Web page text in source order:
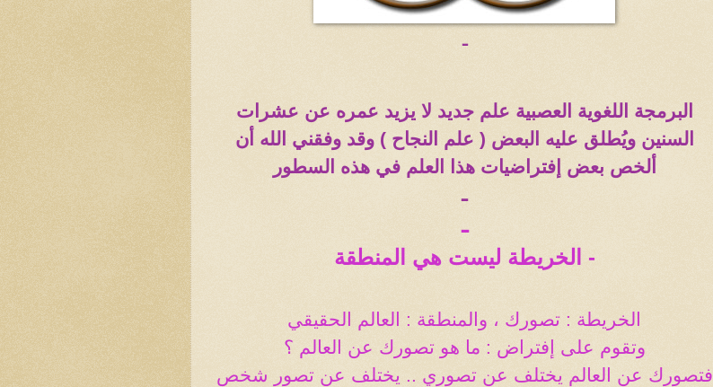
ـ
البرمجة اللغوية العصبية علم جديد لا يزيد عمره عن عشرات
السنين ويُطلق عليه البعض ( علم النجاح ) وقد وفقني الله أن
ألخص بعض إفتراضيات هذا العلم في هذه السطور
ـ
ـ
- الخريطة ليست هي المنطقة
الخريطة : تصورك ، والمنطقة : العالم الحقيقي
وتقوم على إفتراض : ما هو تصورك عن العالم ؟
فتصورك عن العالم يختلف عن تصوري .. يختلف عن تصور شخص